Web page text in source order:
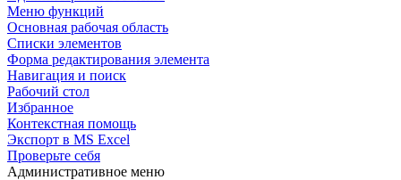
Меню функций
Основная рабочая область
Списки элементов
Форма редактирования элемента
Навигация и поиск
Рабочий стол
Избранное
Контекстная помощь
Экспорт в MS Excel
Проверьте себя
Административное меню